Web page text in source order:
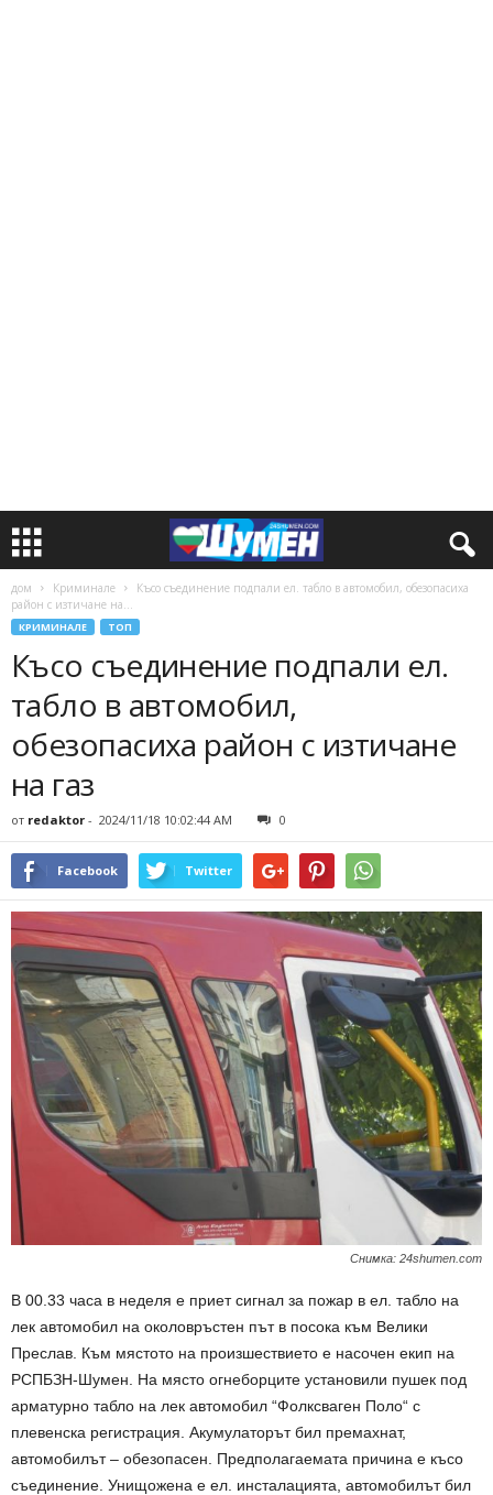
дом Криминале
Късо съединение подпали ел. табло в автомобил, обезопасиха
район с изтичане на...
КРИМИНАЛЕ ТОП
Късо съединение подпали ел.
табло в автомобил,
обезопасиха район с изтичане
на газ
от redaktor - 2024/11/18 10:02:44 AM 0
Facebook Twitter
Снимка: 24shumen.com
В 00.33 часа в неделя е приет сигнал за пожар в ел. табло на
лек автомобил на околовръстен път в посока към Велики
Преслав. Към мястото на произшествието е насочен екип на
РСПБЗН-Шумен. На място огнеборците установили пушек под
арматурно табло на лек автомобил “Фолксваген Поло“ с
плевенска регистрация. Акумулаторът бил премахнат,
автомобилът – обезопасен. Предполагаемата причина е късо
съединение. Унищожена е ел. инсталацията, автомобилът бил